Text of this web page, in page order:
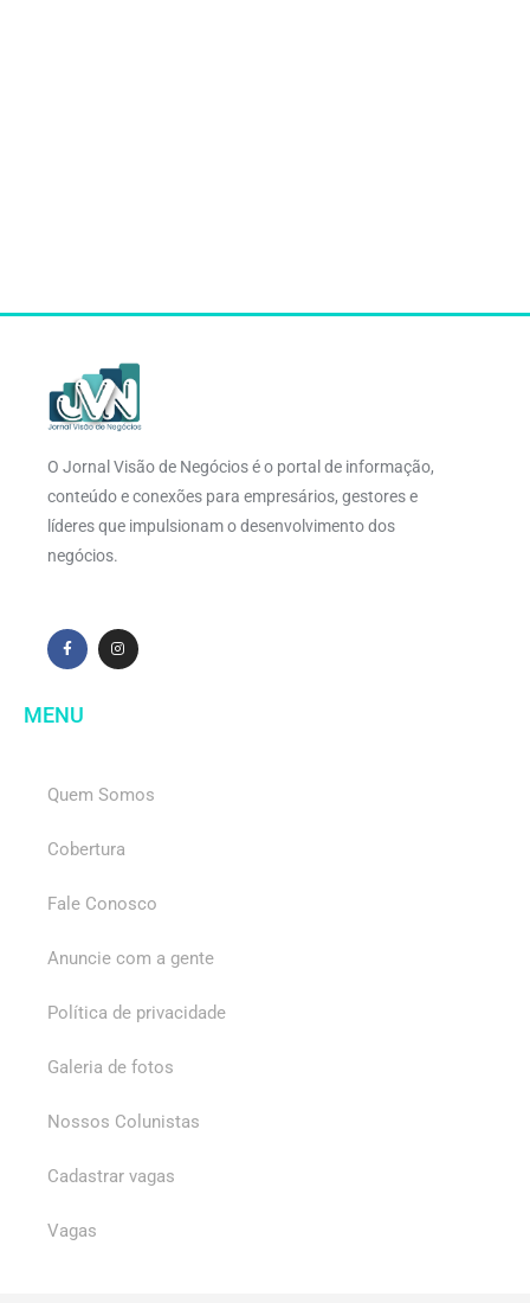
O Jornal Visão de Negócios é o portal de informação,
conteúdo e conexões para empresários, gestores e
líderes que impulsionam o desenvolvimento dos
negócios.
MENU
Quem Somos
Cobertura
Fale Conosco
Anuncie com a gente
Política de privacidade
Galeria de fotos
Nossos Colunistas
Cadastrar vagas
Vagas